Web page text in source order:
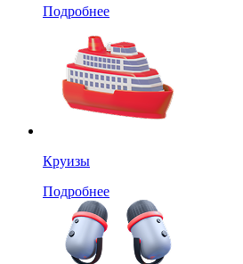
Подробнее
Круизы
Подробнее